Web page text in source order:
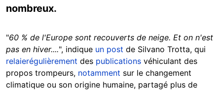
nombreux.
"60 % de l'Europe sont recouverts de neige. Et on n'est
pas en hiver....", indique un post de Silvano Trotta, qui
relaierégulièrement des publications véhiculant des
propos trompeurs, notamment sur le changement
climatique ou son origine humaine, partagé plus de